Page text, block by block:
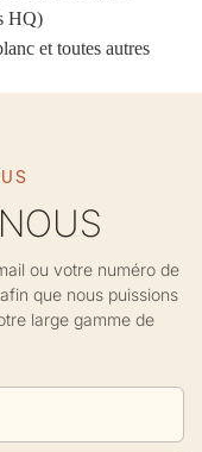
HQ)
et toutes autres
ou votre numéro de
que nous puissions
large gamme de